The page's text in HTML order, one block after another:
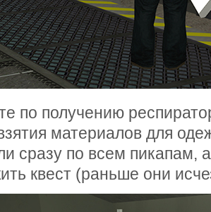
по получению
материалов для
сразу по всем пикапам,
квест (раньше они